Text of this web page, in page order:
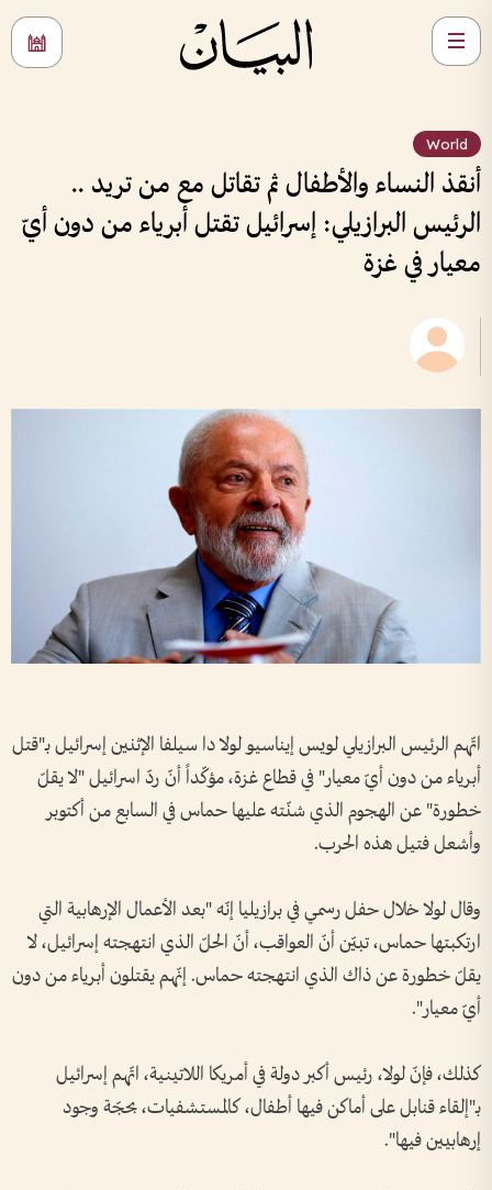
World
أنقذ النساء والأطفال ثم تقاتل مع من تريد ..
الرئيس البرازيلي: إسرائيل تقتل أبرياء من دون أيّ
معيار في غزة
اتّهم الرئيس البرازيلي لويس إيناسيو لولا دا سيلفا الإثنين إسرائيل بـ"قتل
أبرياء من دون أيّ معيار" في قطاع غزة، مؤكّداً أنّ ردّ اسرائيل "لا يقلّ
خطورة" عن الهجوم الذي شنّته عليها حماس في السابع من أكتوبر
وأشعل فتيل هذه الحرب.
وقال لولا خلال حفل رسمي في برازيليا إنّه "بعد الأعمال الإرهابية التي
ارتكبتها حماس، تبيّن أنّ العواقب، أنّ الحلّ الذي انتهجته إسرائيل، لا
يقلّ خطورة عن ذاك الذي انتهجته حماس. إنّهم يقتلون أبرياء من دون
أيّ معيار".
كذلك، فإنّ لولا، رئيس أكبر دولة في أمريكا اللاتينية، اتّهم إسرائيل
بـ"إلقاء قنابل على أماكن فيها أطفال، كالمستشفيات، بحجّة وجود
إرهابيين فيها".